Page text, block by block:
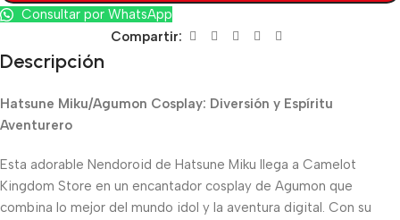
Consultar por WhatsApp
Compartir:
Descripción
Hatsune Miku/Agumon Cosplay: Diversión y Espíritu
Aventurero
Esta adorable Nendoroid de Hatsune Miku llega a Camelot
Kingdom Store en un encantador cosplay de Agumon que
combina lo mejor del mundo idol y la aventura digital. Con su